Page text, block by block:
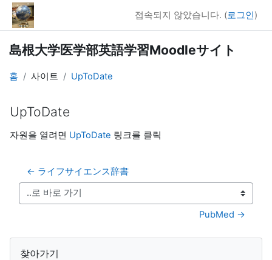
메인 콘텐츠로 건너뛰기
접속되지 않았습니다. (로그인)
島根大学医学部英語学習Moodleサイト
홈 사이트 UpToDate
UpToDate
완료 조건
자원을 열려면 UpToDate 링크를 클릭
← ライフサイエンス辞書
..로 바로 가기
PubMed →
블록
찾아가기